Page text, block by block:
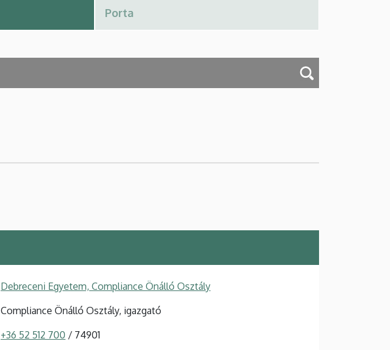
Debreceni Egyetem, Compliance Önálló Osztály
Compliance Önálló Osztály, igazgató
+36 52 512 700 / 74901